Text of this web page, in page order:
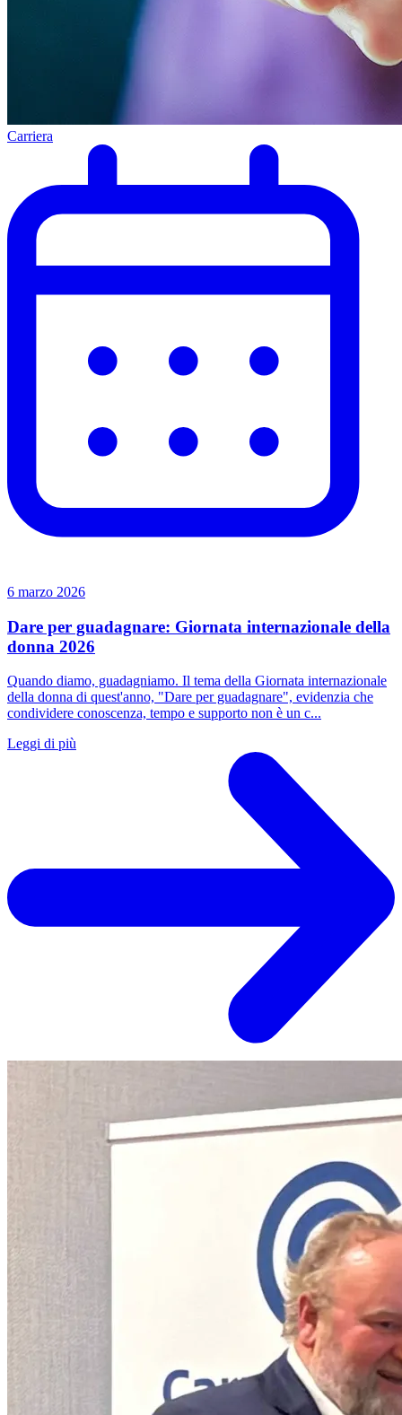
Carriera
6 marzo 2026
Dare per guadagnare: Giornata internazionale della
donna 2026
Quando diamo, guadagniamo. Il tema della Giornata internazionale
della donna di quest'anno, "Dare per guadagnare", evidenzia che
condividere conoscenza, tempo e supporto non è un c...
Leggi di più